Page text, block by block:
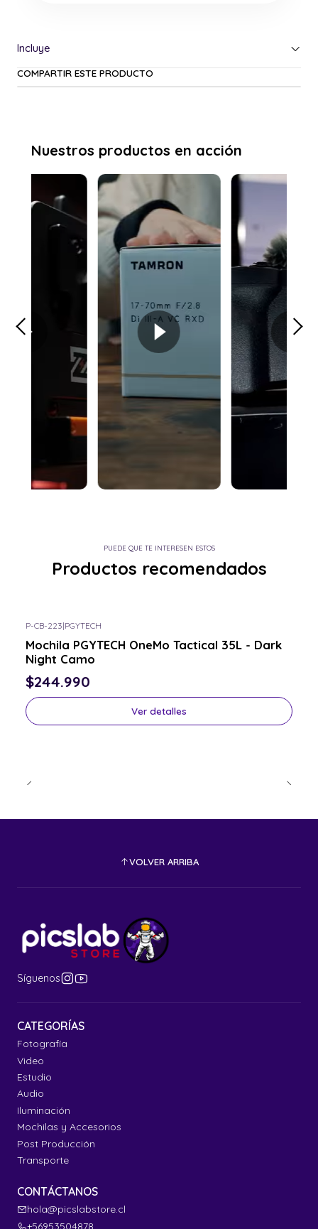
COMPARTIR ESTE PRODUCTO
PUEDE QUE TE INTERESEN ESTOS
Productos recomendados
P-CB-223|PGYTECH
Mochila PGYTECH OneMo Tactical 35L - Dark
Night Camo
$244.990
Ver detalles
VOLVER ARRIBA
Síguenos
CATEGORÍAS
Fotografía
Video
Estudio
Audio
Iluminación
Mochilas y Accesorios
Post Producción
Transporte
CONTÁCTANOS
hola@picslabstore.cl
+56953504878